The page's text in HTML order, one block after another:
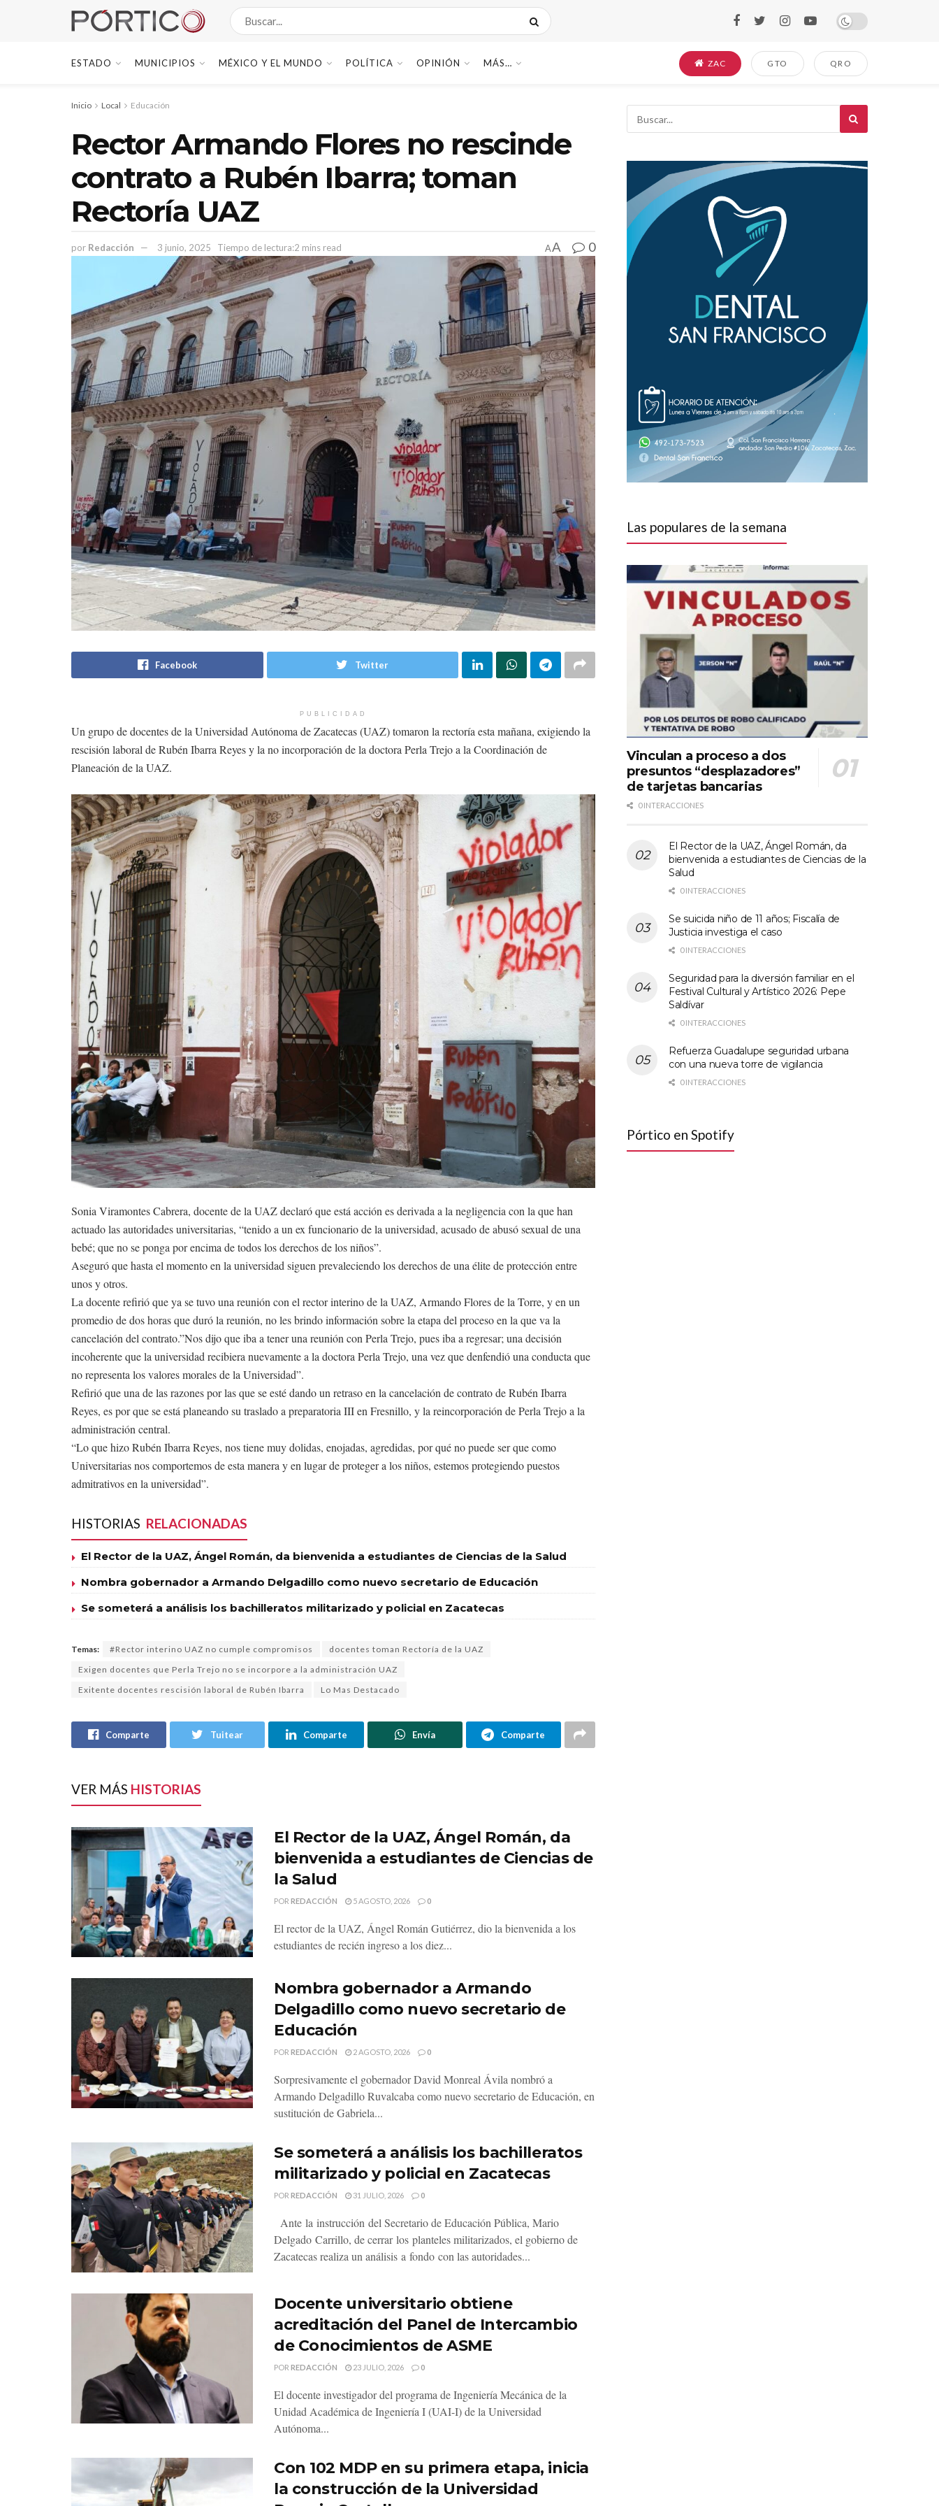
ESTADO MUNICIPIOS MÉXICO Y EL MUNDO POLÍTICA OPINIÓN MÁS… ZAC GTO QRO
Inicio Local Educación
Rector Armando Flores no rescinde
contrato a Rubén Ibarra; toman
Rectoría UAZ
por Redacción 3 junio, 2025 Tiempo de lectura:2 mins read AA 0
Facebook Twitter
PUBLICIDAD
Un grupo de docentes de la Universidad Autónoma de Zacatecas (UAZ) tomaron la rectoría esta mañana, exigiendo la
rescisión laboral de Rubén Ibarra Reyes y la no incorporación de la doctora Perla Trejo a la Coordinación de
Planeación de la UAZ.
Sonia Viramontes Cabrera, docente de la UAZ declaró que está acción es derivada a la negligencia con la que han
actuado las autoridades universitarias, “tenido a un ex funcionario de la universidad, acusado de abusó sexual de una
bebé; que no se ponga por encima de todos los derechos de los niños”.
Aseguró que hasta el momento en la universidad siguen prevaleciendo los derechos de una élite de protección entre
unos y otros.
La docente refirió que ya se tuvo una reunión con el rector interino de la UAZ, Armando Flores de la Torre, y en un
promedio de dos horas que duró la reunión, no les brindo información sobre la etapa del proceso en la que va la
cancelación del contrato.”Nos dijo que iba a tener una reunión con Perla Trejo, pues iba a regresar; una decisión
incoherente que la universidad recibiera nuevamente a la doctora Perla Trejo, una vez que denfendió una conducta que
no representa los valores morales de la Universidad”.
Refirió que una de las razones por las que se esté dando un retraso en la cancelación de contrato de Rubén Ibarra
Reyes, es por que se está planeando su traslado a preparatoria III en Fresnillo, y la reincorporación de Perla Trejo a la
administración central.
“Lo que hizo Rubén Ibarra Reyes, nos tiene muy dolidas, enojadas, agredidas, por qué no puede ser que como
Universitarias nos comportemos de esta manera y en lugar de proteger a los niños, estemos protegiendo puestos
admitrativos en la universidad”.
HISTORIAS RELACIONADAS
El Rector de la UAZ, Ángel Román, da bienvenida a estudiantes de Ciencias de la Salud
Nombra gobernador a Armando Delgadillo como nuevo secretario de Educación
Se someterá a análisis los bachilleratos militarizado y policial en Zacatecas
Temas: #Rector interino UAZ no cumple compromisos
docentes toman Rectoría de la UAZ
Exigen docentes que Perla Trejo no se incorpore a la administración UAZ
Exitente docentes rescisión laboral de Rubén Ibarra
Lo Mas Destacado
Comparte Tuitear Comparte Envía Comparte
VER MÁS HISTORIAS
El Rector de la UAZ, Ángel Román, da
bienvenida a estudiantes de Ciencias de
la Salud
POR REDACCIÓN 5 AGOSTO, 2026 0
El rector de la UAZ, Ángel Román Gutiérrez, dio la bienvenida a los
estudiantes de recién ingreso a los diez...
Nombra gobernador a Armando
Delgadillo como nuevo secretario de
Educación
POR REDACCIÓN 2 AGOSTO, 2026 0
Sorpresivamente el gobernador David Monreal Ávila nombró a
Armando Delgadillo Ruvalcaba como nuevo secretario de Educación, en
sustitución de Gabriela...
Se someterá a análisis los bachilleratos
militarizado y policial en Zacatecas
POR REDACCIÓN 31 JULIO, 2026 0
Ante la instrucción del Secretario de Educación Pública, Mario
Delgado Carrillo, de cerrar los planteles militarizados, el gobierno de
Zacatecas realiza un análisis a fondo con las autoridades...
Docente universitario obtiene
acreditación del Panel de Intercambio
de Conocimientos de ASME
POR REDACCIÓN 23 JULIO, 2026 0
El docente investigador del programa de Ingeniería Mecánica de la
Unidad Académica de Ingeniería I (UAI-I) de la Universidad
Autónoma...
Con 102 MDP en su primera etapa, inicia
la construcción de la Universidad
Las populares de la semana
Vinculan a proceso a dos
presuntos “desplazadores”
de tarjetas bancarias
0 INTERACCIONES
El Rector de la UAZ, Ángel Román, da
bienvenida a estudiantes de Ciencias de la
Salud
0 INTERACCIONES
Se suicida niño de 11 años; Fiscalía de
Justicia investiga el caso
0 INTERACCIONES
Seguridad para la diversión familiar en el
Festival Cultural y Artístico 2026: Pepe
Saldívar
0 INTERACCIONES
Refuerza Guadalupe seguridad urbana
con una nueva torre de vigilancia
0 INTERACCIONES
Pórtico en Spotify